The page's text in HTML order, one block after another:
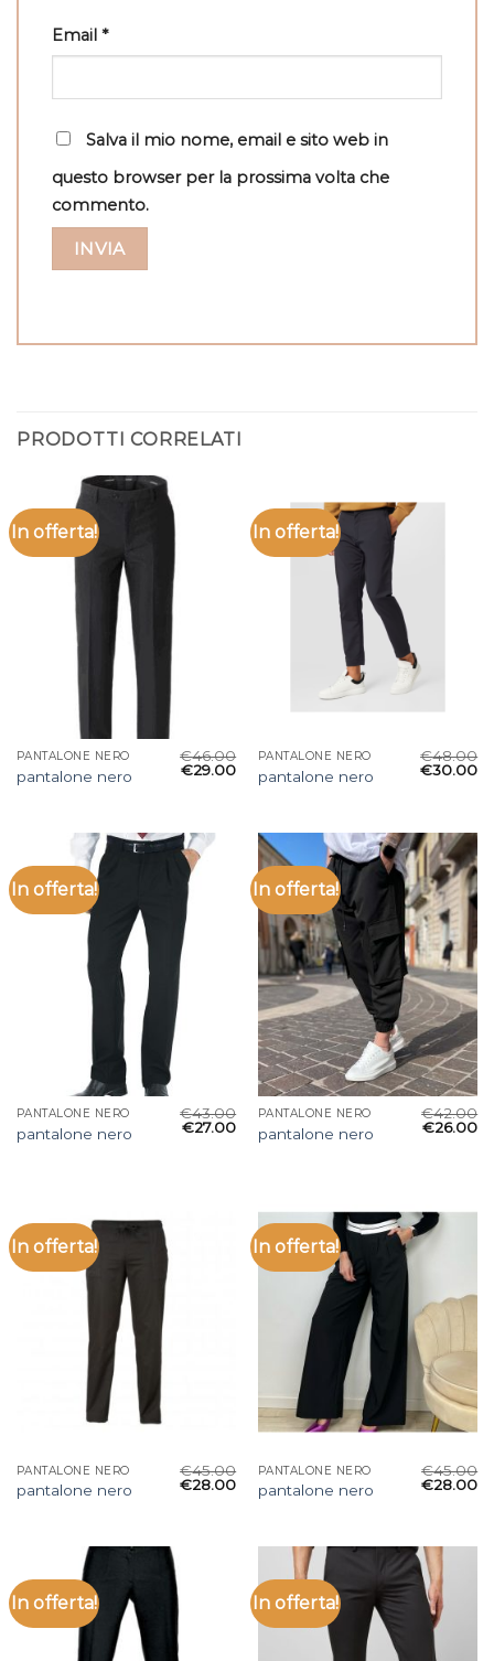
Email *
Salva il mio nome, email e sito web in
questo browser per la prossima volta che
commento.
PRODOTTI CORRELATI
In offerta!
PANTALONE NERO
pantalone nero
€46.00
€29.00
In offerta!
PANTALONE NERO
pantalone nero
€48.00
€30.00
In offerta!
PANTALONE NERO
pantalone nero
€43.00
€27.00
In offerta!
PANTALONE NERO
pantalone nero
€42.00
€26.00
In offerta!
PANTALONE NERO
pantalone nero
€45.00
€28.00
In offerta!
PANTALONE NERO
pantalone nero
€45.00
€28.00
In offerta! In offerta!